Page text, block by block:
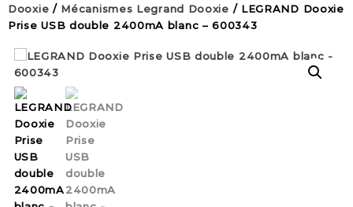
Dooxie / Mécanismes Legrand Dooxie / LEGRAND Dooxie
Prise USB double 2400mA blanc – 600343